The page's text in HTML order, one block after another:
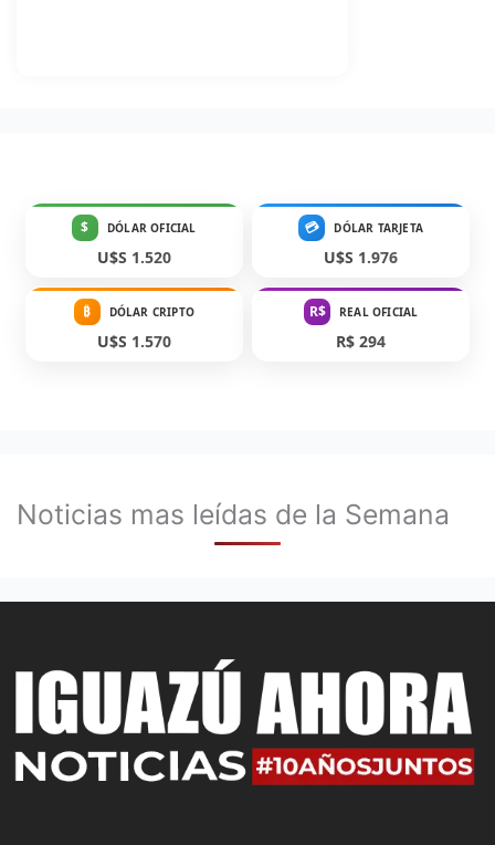
$ DÓLAR OFICIAL
U$S 1.520
💳 DÓLAR TARJETA
U$S 1.976
₿ DÓLAR CRIPTO
U$S 1.570
R$ REAL OFICIAL
R$ 294
Noticias mas leídas de la Semana